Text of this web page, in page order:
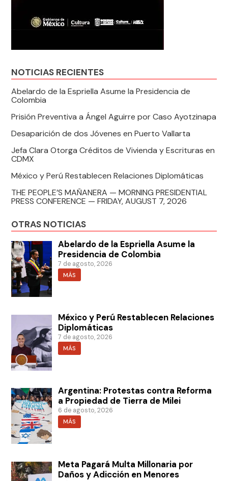
NOTICIAS RECIENTES
Abelardo de la Espriella Asume la Presidencia de
Colombia
Prisión Preventiva a Ángel Aguirre por Caso Ayotzinapa
Desaparición de dos Jóvenes en Puerto Vallarta
Jefa Clara Otorga Créditos de Vivienda y Escrituras en
CDMX
México y Perú Restablecen Relaciones Diplomáticas
THE PEOPLE’S MAÑANERA — MORNING PRESIDENTIAL
PRESS CONFERENCE — FRIDAY, AUGUST 7, 2026
OTRAS NOTICIAS
Abelardo de la Espriella Asume la
Presidencia de Colombia
7 de agosto, 2026
MÁS
México y Perú Restablecen Relaciones
Diplomáticas
7 de agosto, 2026
MÁS
Argentina: Protestas contra Reforma
a Propiedad de Tierra de Milei
6 de agosto, 2026
MÁS
Meta Pagará Multa Millonaria por
Daños y Adicción en Menores